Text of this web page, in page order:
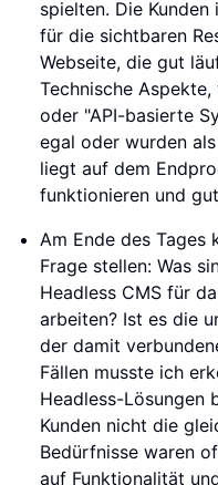
spielten. Die
für die sichtbaren
Webseite, die gut
Technische
oder "API-basierte
egal oder wurden
liegt auf dem
funktionieren und
Am Ende des Tages
Frage stellen: Was
Headless CMS für
arbeiten? Ist es die
der damit
Fällen musste ich
Headless-Lösungen
Kunden nicht die
Bedürfnisse waren
auf Funktionalität